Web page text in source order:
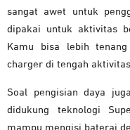
sangat awet untuk
dipakai untuk aktivitas
Kamu bisa lebih
charger di tengah aktivitas.
Soal pengisian daya
didukung teknologi
mampu mengisi baterai